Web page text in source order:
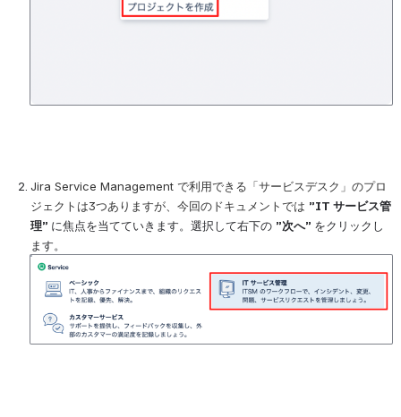
Jira Service Management で利用できる「サービスデスク」のプロ
ジェクトは3つありますが、今回のドキュメントでは ”IT サービス管
理” に焦点を当てていきます。選択して右下の ”次へ” をクリックし
ます。
を開く